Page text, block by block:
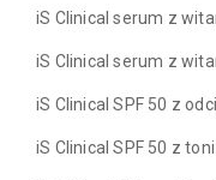
iS Clinical serum z
iS Clinical serum z
iS Clinical SPF 50 z
iS Clinical SPF 50 z